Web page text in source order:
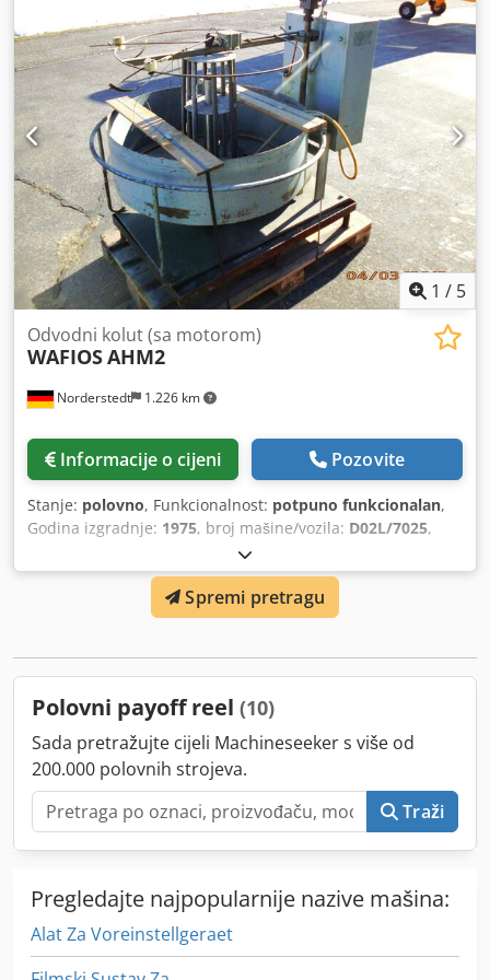
1 / 5
Norderstedt 1.226 km
Odvodni kolut (sa motorom)
WAFIOSAHM2
Informacije o cijeni Pozovite
Stanje: polovno, Funkcionalnost: potpuno funkcionalan,
Godina izgradnje: 1975, broj mašine/vozila: D02L/7025,
Spremi pretragu
Polovni payoff reel (10)
Sada pretražujte cijeli Machineseeker s više od
200.000 polovnih strojeva.
Traži
Pregledajte najpopularnije nazive mašina:
Alat Za Voreinstellgeraet